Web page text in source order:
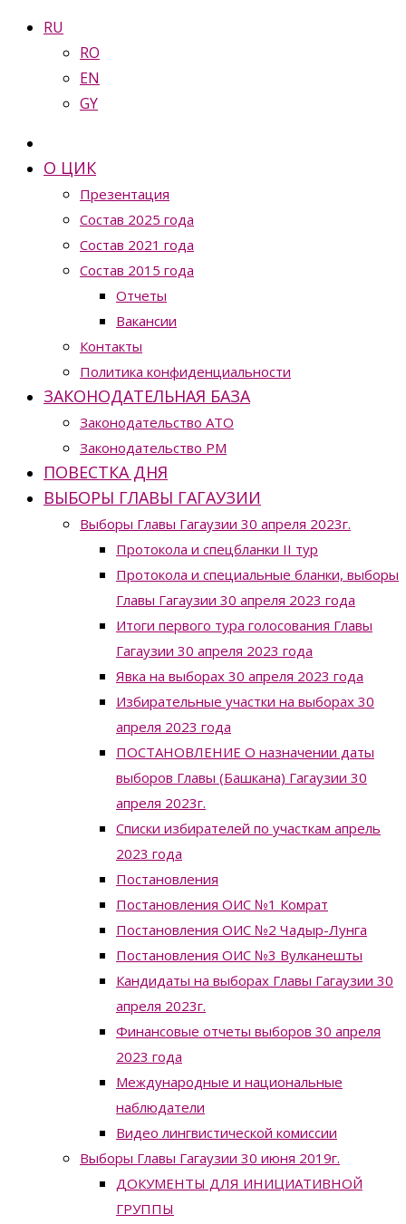
RU
RO
EN
GY
О ЦИК
Презентация
Состав 2025 года
Состав 2021 года
Состав 2015 года
Отчеты
Вакансии
Контакты
Политика конфиденциальности
ЗАКОНОДАТЕЛЬНАЯ БАЗА
Законодательство ATO
Законодательство РМ
ПОВЕСТКА ДНЯ
ВЫБОРЫ ГЛАВЫ ГАГАУЗИИ
Выборы Главы Гагаузии 30 апреля 2023г.
Протокола и спецбланки II тур
Протокола и специальные бланки, выборы
Главы Гагаузии 30 апреля 2023 года
Итоги первого тура голосования Главы
Гагаузии 30 апреля 2023 года
Явка на выборах 30 апреля 2023 года
Избирательные участки на выборах 30
апреля 2023 года
ПОСТАНОВЛЕНИЕ О назначении даты
выборов Главы (Башкана) Гагаузии 30
апреля 2023г.
Списки избирателей по участкам апрель
2023 года
Постановления
Постановления ОИС №1 Комрат
Постановления ОИС №2 Чадыр-Лунга
Постановления ОИС №3 Вулканешты
Кандидаты на выборах Главы Гагаузии 30
апреля 2023г.
Финансовые отчеты выборов 30 апреля
2023 года
Международные и национальные
наблюдатели
Видео лингвистической комиссии
Выборы Главы Гагаузии 30 июня 2019г.
ДОКУМЕНТЫ ДЛЯ ИНИЦИАТИВНОЙ
ГРУППЫ